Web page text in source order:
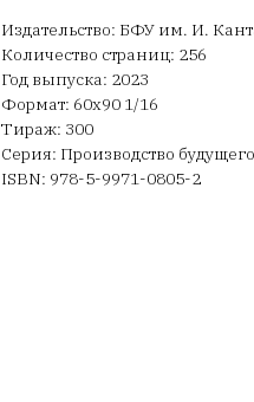
Издательство: БФУ им. И.
Количество страниц: 256
Год выпуска: 2023
Формат: 60х90 1/16
Тираж: 300
Серия: Производство будущего
ISBN: 978-5-9971-0805-2